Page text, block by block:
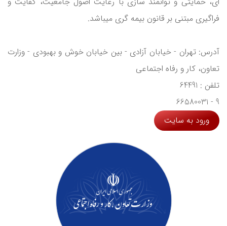
فراگیری مبتنی بر قانون بیمه گری میباشد.
آدرس: تهران - خیابان آزادی - بین خیابان خوش و بهبودی - وزارت
تعاون، کار و رفاه اجتماعی
تلفن : 64491
9 - 66580031
ورود به سایت